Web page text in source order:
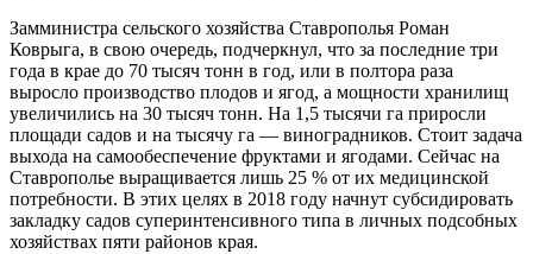
Замминистра сельского хозяйства Ставрополья Роман
Коврыга, в свою очередь, подчеркнул, что за последние три
года в крае до 70 тысяч тонн в год, или в полтора раза
выросло производство плодов и ягод, а мощности хранилищ
увеличились на 30 тысяч тонн. На 1,5 тысячи га приросли
площади садов и на тысячу га — виноградников. Стоит задача
выхода на самообеспечение фруктами и ягодами. Сейчас на
Ставрополье выращивается лишь 25 % от их медицинской
потребности. В этих целях в 2018 году начнут субсидировать
закладку садов суперинтенсивного типа в личных подсобных
хозяйствах пяти районов края.